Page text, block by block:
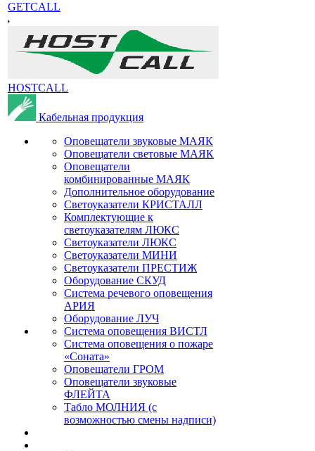
GETCALL
HOSTCALL
Кабельная продукция
Оповещатели звуковые МАЯК
Оповещатели световые МАЯК
Оповещатели
комбинированные МАЯК
Дополнительное оборудование
Светоуказатели КРИСТАЛЛ
Комплектующие к
светоуказателям ЛЮКС
Светоуказатели ЛЮКС
Светоуказатели МИНИ
Светоуказатели ПРЕСТИЖ
Оборудование СКУД
Система речевого оповещения
АРИЯ
Оборудование ЛУЧ
Система оповещения ВИСТЛ
Система оповещения о пожаре
«Соната»
Оповещатели ГРОМ
Оповещатели звуковые
ФЛЕЙТА
Табло МОЛНИЯ (с
возможностью смены надписи)